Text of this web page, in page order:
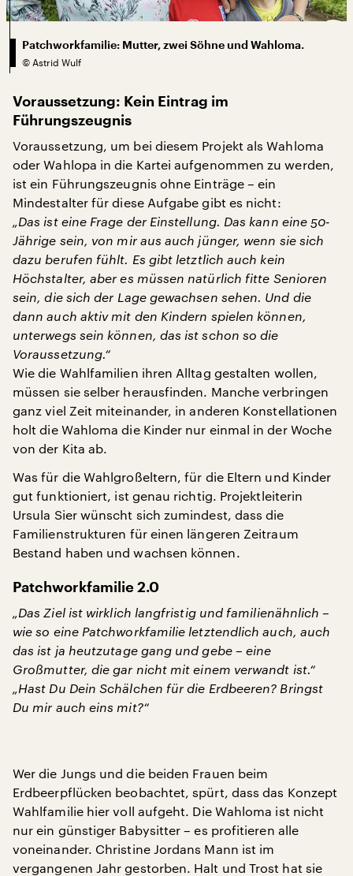
Patchworkfamilie: Mutter, zwei Söhne und Wahloma.
© Astrid Wulf
Voraussetzung: Kein Eintrag im
Führungszeugnis
Voraussetzung, um bei diesem Projekt als Wahloma
oder Wahlopa in die Kartei aufgenommen zu werden,
ist ein Führungszeugnis ohne Einträge – ein
Mindestalter für diese Aufgabe gibt es nicht:
„Das ist eine Frage der Einstellung. Das kann eine 50-
Jährige sein, von mir aus auch jünger, wenn sie sich
dazu berufen fühlt. Es gibt letztlich auch kein
Höchstalter, aber es müssen natürlich fitte Senioren
sein, die sich der Lage gewachsen sehen. Und die
dann auch aktiv mit den Kindern spielen können,
unterwegs sein können, das ist schon so die
Voraussetzung.“
Wie die Wahlfamilien ihren Alltag gestalten wollen,
müssen sie selber herausfinden. Manche verbringen
ganz viel Zeit miteinander, in anderen Konstellationen
holt die Wahloma die Kinder nur einmal in der Woche
von der Kita ab.
Was für die Wahlgroßeltern, für die Eltern und Kinder
gut funktioniert, ist genau richtig. Projektleiterin
Ursula Sier wünscht sich zumindest, dass die
Familienstrukturen für einen längeren Zeitraum
Bestand haben und wachsen können.
Patchworkfamilie 2.0
„Das Ziel ist wirklich langfristig und familienähnlich –
wie so eine Patchworkfamilie letztendlich auch, auch
das ist ja heutzutage gang und gebe – eine
Großmutter, die gar nicht mit einem verwandt ist.“
„Hast Du Dein Schälchen für die Erdbeeren? Bringst
Du mir auch eins mit?“
Wer die Jungs und die beiden Frauen beim
Erdbeerpflücken beobachtet, spürt, dass das Konzept
Wahlfamilie hier voll aufgeht. Die Wahloma ist nicht
nur ein günstiger Babysitter – es profitieren alle
voneinander. Christine Jordans Mann ist im
vergangenen Jahr gestorben. Halt und Trost hat sie